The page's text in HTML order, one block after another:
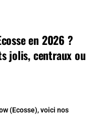
en 2026 ?
jolis, centraux ou
(Ecosse), voici nos